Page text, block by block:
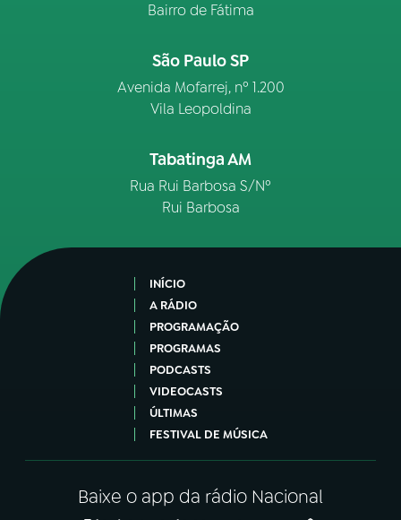
Bairro de Fátima
São Paulo SP
Avenida Mofarrej, nº 1.200
Vila Leopoldina
Tabatinga AM
Rua Rui Barbosa S/Nº
Rui Barbosa
INÍCIO
A RÁDIO
PROGRAMAÇÃO
PROGRAMAS
PODCASTS
VIDEOCASTS
ÚLTIMAS
FESTIVAL DE MÚSICA
Baixe o app da rádio Nacional